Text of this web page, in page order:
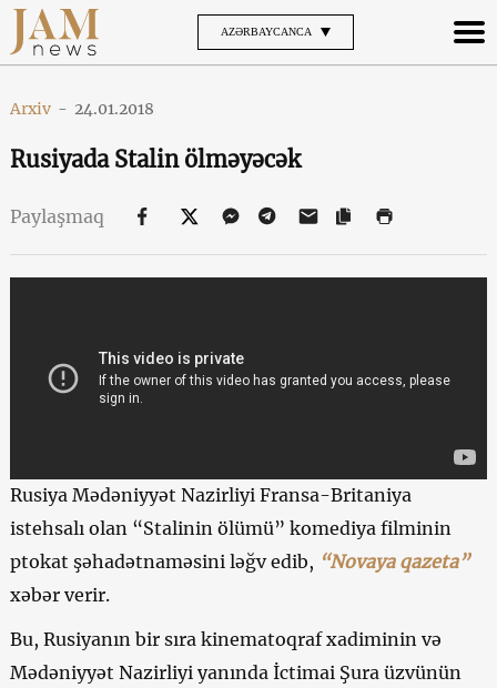
AZƏRBAYCANCA
Arxiv - 24.01.2018
Rusiyada Stalin ölməyəcək
Paylaşmaq
Rusiya Mədəniyyət Nazirliyi Fransa-Britaniya
istehsalı olan “Stalinin ölümü” komediya filminin
ptokat şəhadətnaməsini ləğv edib, “Novaya qazeta”
xəbər verir.
Bu, Rusiyanın bir sıra kinematoqraf xadiminin və
Mədəniyyət Nazirliyi yanında İctimai Şura üzvünün